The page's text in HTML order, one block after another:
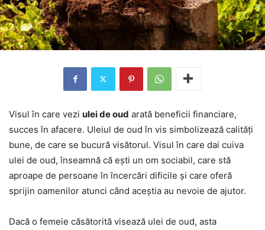
Visul în care vezi ulei de oud arată beneficii financiare,
succes în afacere. Uleiul de oud în vis simbolizează calități
bune, de care se bucură visătorul. Visul în care dai cuiva
ulei de oud, înseamnă că ești un om sociabil, care stă
aproape de persoane în încercări dificile și care oferă
sprijin oamenilor atunci când aceștia au nevoie de ajutor.
Dacă o femeie căsătorită visează ulei de oud, asta